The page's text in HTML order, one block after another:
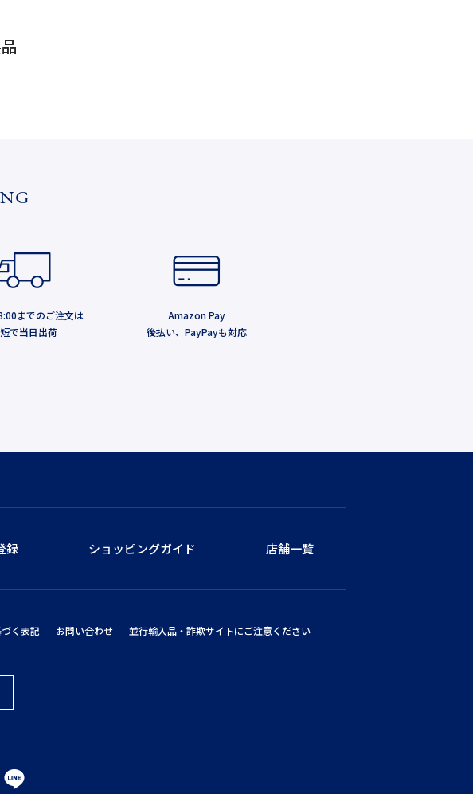
までのご注文は
で当日出荷
Amazon Pay
後払い、PayPayも対応
録 ショッピングガイド 店舗一覧
く表記 お問い合わせ 並行輸入品・詐欺サイトにご注意ください